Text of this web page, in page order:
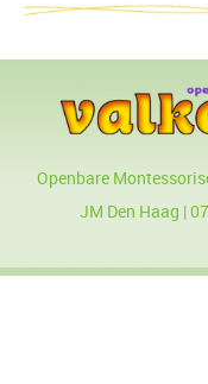
Openbare
JM Den Haag |